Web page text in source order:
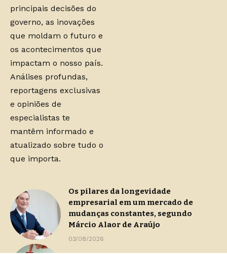
principais decisões do
governo, as inovações
que moldam o futuro e
os acontecimentos que
impactam o nosso país.
Análises profundas,
reportagens exclusivas
e opiniões de
especialistas te
mantêm informado e
atualizado sobre tudo o
que importa.
Os pilares da longevidade
empresarial em um mercado de
mudanças constantes, segundo
Márcio Alaor de Araújo
03/08/2026